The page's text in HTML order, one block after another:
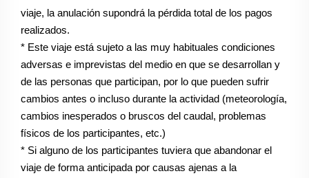
viaje, la anulación supondrá la pérdida total de los pagos
realizados.
* Este viaje está sujeto a las muy habituales condiciones
adversas e imprevistas del medio en que se desarrollan y
de las personas que participan, por lo que pueden sufrir
cambios antes o incluso durante la actividad (meteorología,
cambios inesperados o bruscos del caudal, problemas
físicos de los participantes, etc.)
* Si alguno de los participantes tuviera que abandonar el
viaje de forma anticipada por causas ajenas a la